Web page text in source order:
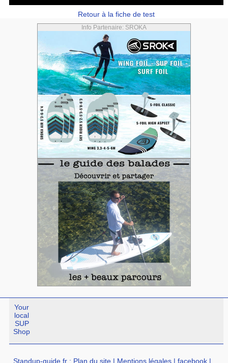
Retour à la fiche de test
Info Partenaire: SROKA
Your
local
SUP
Shop
Standup-guide.fr : Plan du site | Mentions légales |facebook |